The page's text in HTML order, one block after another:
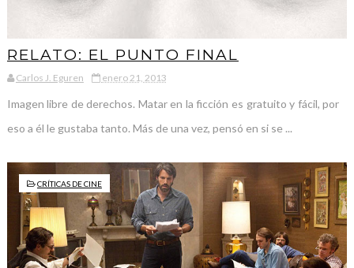
RELATO: EL PUNTO FINAL
Carlos J. Eguren enero 21, 2013
Imagen libre de derechos. Matar en la ficción es gratuito y fácil, por
eso a él le gustaba tanto. Más de una vez, pensó en si se ...
CRÍTICAS DE CINE